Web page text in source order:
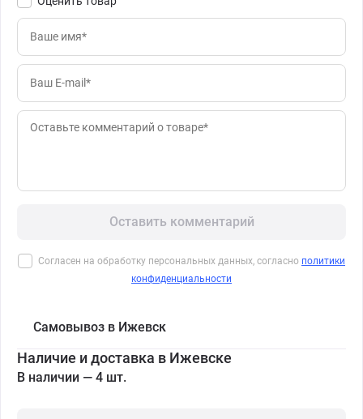
Оставить комментарий
Согласен на обработку персональных данных, согласно политики
конфиденциальности
Самовывоз в Ижевск
Наличие и доставка в Ижевске
В наличии — 4 шт.